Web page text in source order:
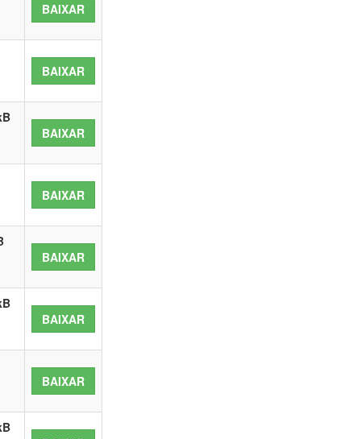
BAIXAR
BAIXAR
BAIXAR
BAIXAR
BAIXAR
BAIXAR
BAIXAR